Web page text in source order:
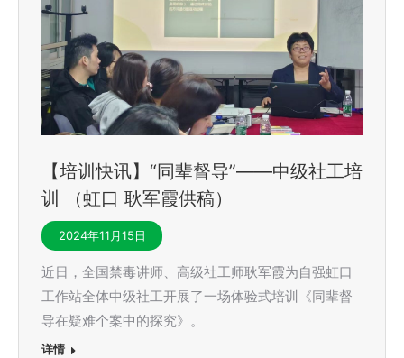
【培训快讯】“同辈督导”——中级社工培
训 （虹口 耿军霞供稿）
2024年11月15日
近日，全国禁毒讲师、高级社工师耿军霞为自强虹口
工作站全体中级社工开展了一场体验式培训《同辈督
导在疑难个案中的探究》。
详情